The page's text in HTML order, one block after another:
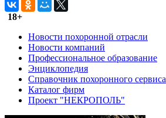
18+
Новости похоронной отрасли
Новости компаний
Профессиональное образование
Энциклопедия
Справочник похоронного сервиса
Каталог фирм
Проект "НЕКРОПОЛЬ"